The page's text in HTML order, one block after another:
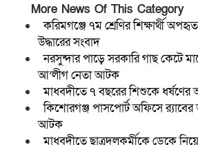
More News Of This Category
করিমগঞ্জে ৭ম শ্রেণির শিক্ষার্থী
উদ্ধারের সংবাদ
নরসুন্দার পাড়ে সরকারি গাছ কেটে
আ’লীগ নেতা আটক
মাধবদীতে ৭ বছরের শিশুকে
কিশোরগঞ্জ পাসপোর্ট অফিসে
আটক
মাধবদীতে ছাত্রদলকর্মীকে ডেকে